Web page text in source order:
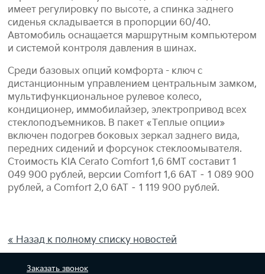
имеет регулировку по высоте, а спинка заднего
сиденья складывается в пропорции 60/40.
Автомобиль оснащается маршрутным компьютером
и системой контроля давления в шинах.
Среди базовых опций комфорта - ключ с
дистанционным управлением центральным замком,
мультифункциональное рулевое колесо,
кондиционер, иммобилайзер, электропривод всех
стеклоподъемников. В пакет «Теплые опции»
включен подогрев боковых зеркал заднего вида,
передних сидений и форсунок стеклоомывателя.
Стоимость KIA Cerato Comfort 1,6 6МТ составит 1
049 900 рублей, версии Comfort 1,6 6АТ – 1 089 900
рублей, а Comfort 2,0 6AT – 1 119 900 рублей.
« Назад к полному списку новостей
Заказать звонок